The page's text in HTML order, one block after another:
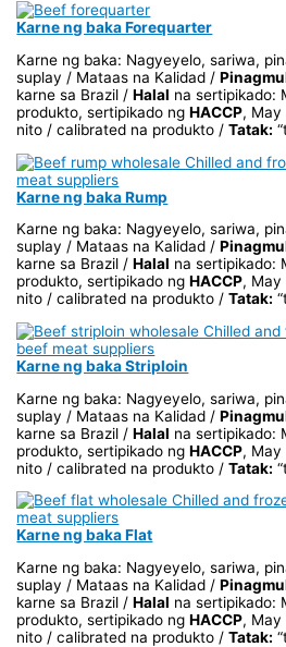
Karne ng baka Forequarter
Karne ng baka: Nagyeyelo, sariwa,
suplay / Mataas na Kalidad /
karne sa Brazil /Halal na sertipikado:
produkto, sertipikado ngHACCP, May
nito / calibrated na produkto /Tatak:
Karne ng baka Rump
Karne ng baka: Nagyeyelo, sariwa,
suplay / Mataas na Kalidad /
karne sa Brazil /Halal na sertipikado:
produkto, sertipikado ngHACCP, May
nito / calibrated na produkto /Tatak:
Karne ng baka Striploin
Karne ng baka: Nagyeyelo, sariwa,
suplay / Mataas na Kalidad /
karne sa Brazil /Halal na sertipikado:
produkto, sertipikado ngHACCP, May
nito / calibrated na produkto /Tatak:
Karne ng baka Flat
Karne ng baka: Nagyeyelo, sariwa,
suplay / Mataas na Kalidad /
karne sa Brazil /Halal na sertipikado:
produkto, sertipikado ngHACCP, May
nito / calibrated na produkto /Tatak: